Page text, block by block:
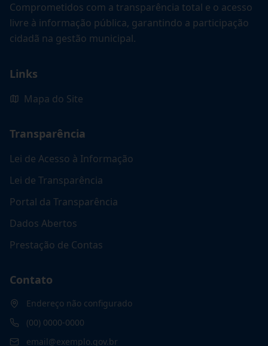
Comprometidos com a transparência total e o acesso
livre à informação pública, garantindo a participação
cidadã na gestão municipal.
Links
Mapa do Site
Transparência
Lei de Acesso à Informação
Lei de Transparência
Portal da Transparência
Dados Abertos
Prestação de Contas
Contato
Endereço não configurado
(00) 0000-0000
email@exemplo.gov.br